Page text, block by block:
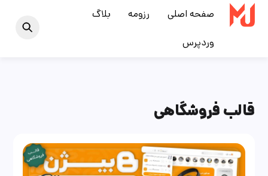
Skip
صفحه اصلی رزومه بلاگ
وردپرس
قالب فروشگاهی